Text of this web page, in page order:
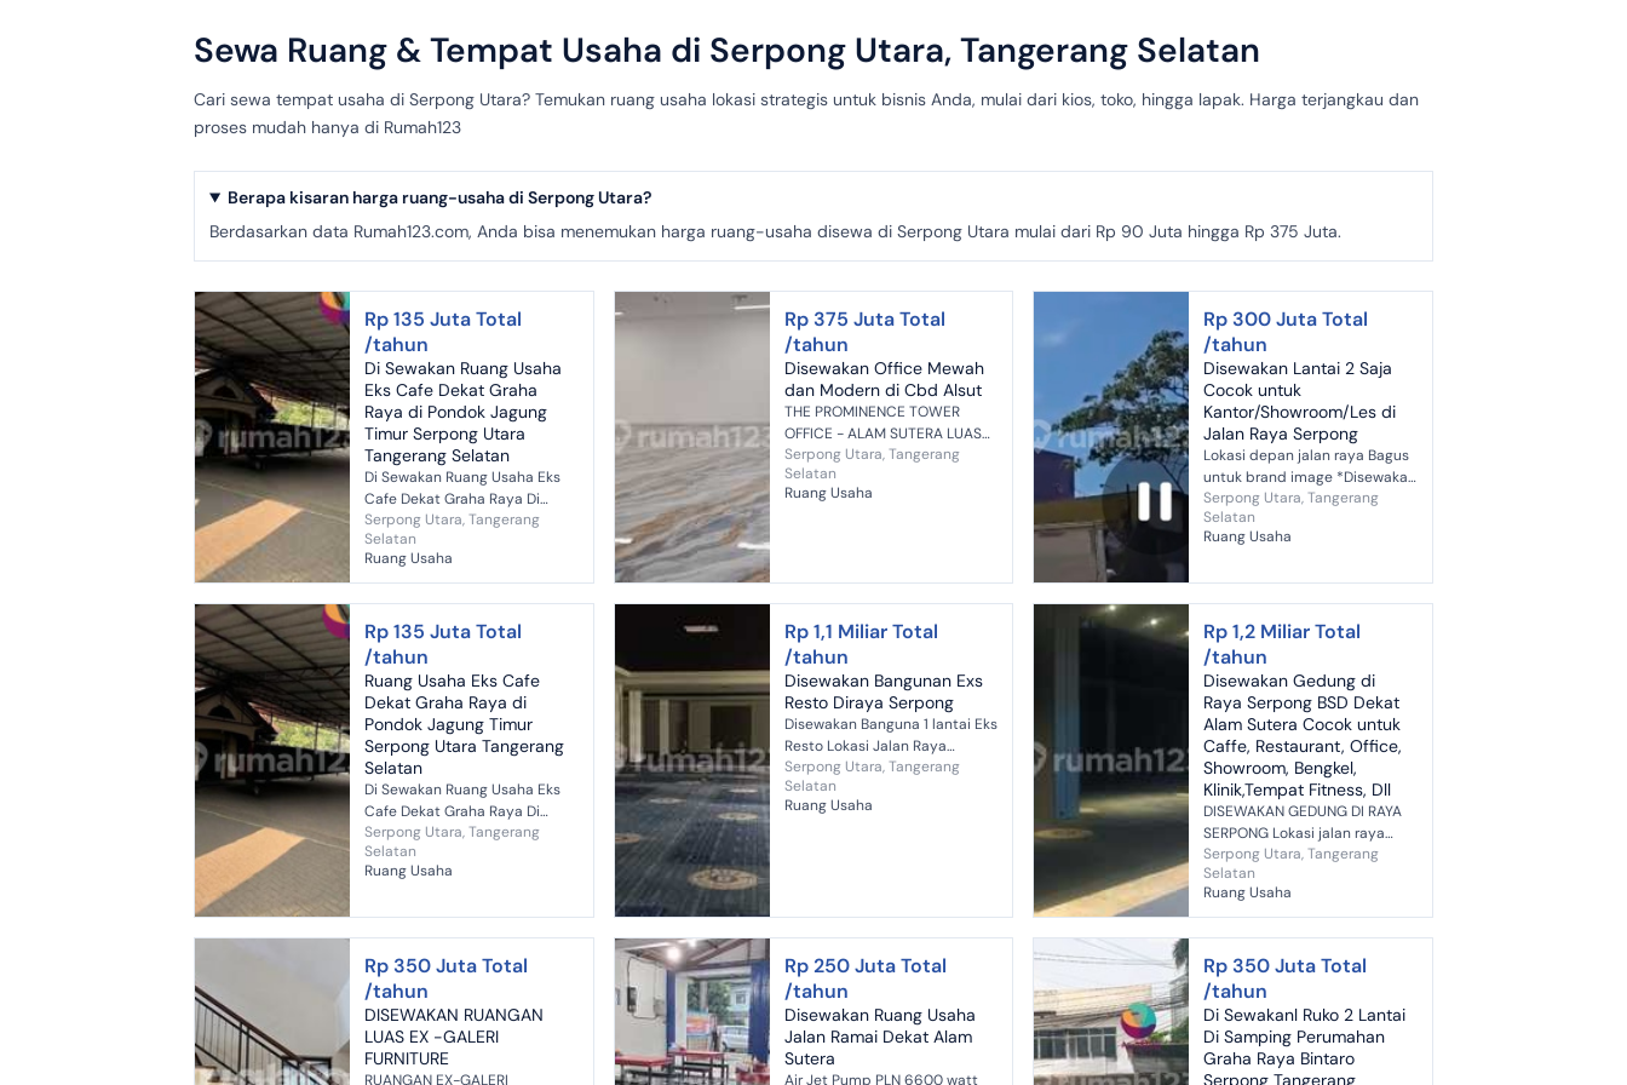
Sewa Ruang & Tempat Usaha di Serpong Utara, Tangerang Selatan
Cari sewa tempat usaha di Serpong Utara? Temukan ruang usaha lokasi strategis untuk bisnis Anda, mulai dari kios, toko, hingga lapak. Harga terjangkau dan
proses mudah hanya di Rumah123
Berapa kisaran harga ruang-usaha di Serpong Utara?
Berdasarkan data Rumah123.com, Anda bisa menemukan harga ruang-usaha disewa di Serpong Utara mulai dari Rp 90 Juta hingga Rp 375 Juta.
Rp 135 Juta Total
/tahun
Di Sewakan Ruang Usaha
Eks Cafe Dekat Graha
Raya di Pondok Jagung
Timur Serpong Utara
Tangerang Selatan
Di Sewakan Ruang Usaha Eks
Cafe Dekat Graha Raya Di
Pondok Jagung Timur Serpong
Utara Tangerang Selatan Luas
Tanah : 360 m2 ( 24 m2 x 15 m2
) Lua...
Serpong Utara, Tangerang
Selatan
Ruang Usaha
Rp 375 Juta Total
/tahun
Disewakan Office Mewah
dan Modern di Cbd Alsut
THE PROMINENCE TOWER
OFFICE - ALAM SUTERA LUAS
155.78 M² HARGA 375 jt Exclude
IPL (biaya bulanan) Exclude
PPN UNFURNISHED LANTAI > 20
Serpong Utara, Tangerang
Selatan
Ruang Usaha
Rp 300 Juta Total
/tahun
Disewakan Lantai 2 Saja
Cocok untuk
Kantor/Showroom/Les di
Jalan Raya Serpong
Lokasi depan jalan raya Bagus
untuk brand image *Disewakan
ruangan di lantai 2 Jalan raya
serpong tangerang* Ada
beberapa sekatan ruang
Serpong Utara, Tangerang
Selatan
Ruang Usaha
Rp 135 Juta Total
/tahun
Ruang Usaha Eks Cafe
Dekat Graha Raya di
Pondok Jagung Timur
Serpong Utara Tangerang
Selatan
Di Sewakan Ruang Usaha Eks
Cafe Dekat Graha Raya Di
Pondok Jagung Timur Serpong
Utara Tangerang Selatan Luas
Tanah : 360 m2 ( 24 m2 x 15 m2
Serpong Utara, Tangerang
Selatan
Ruang Usaha
Rp 1,1 Miliar Total
/tahun
Disewakan Bangunan Exs
Resto Diraya Serpong
Disewakan Banguna 1 lantai Eks
Resto Lokasi Jalan Raya
Serpong Spek: Luas tanah
2036m Luas bangunan kurang
lebih 1500m SHM Harga Sewa:
Serpong Utara, Tangerang
Selatan
Ruang Usaha
Rp 1,2 Miliar Total
/tahun
Disewakan Gedung di
Raya Serpong BSD Dekat
Alam Sutera Cocok untuk
Caffe, Restaurant, Office,
Showroom, Bengkel,
Klinik,Tempat Fitness, Dll
DISEWAKAN GEDUNG DI RAYA
SERPONG Lokasi jalan raya
serpong Luas tanah 2036 m²
Luas bangunan 1500 m² Lebar
+/- 30m Area Parkir luas Harga
sewa 1...
Serpong Utara, Tangerang
Selatan
Ruang Usaha
Rp 350 Juta Total
/tahun
DISEWAKAN RUANGAN
LUAS EX -GALERI
FURNITURE
RUANGAN EX-GALERI
Rp 250 Juta Total
/tahun
Disewakan Ruang Usaha
Jalan Ramai Dekat Alam
Sutera
Air Jet Pump PLN 6600 watt
Rp 350 Juta Total
/tahun
Di Sewakanl Ruko 2 Lantai
Di Samping Perumahan
Graha Raya Bintaro
Serpong Tangerang